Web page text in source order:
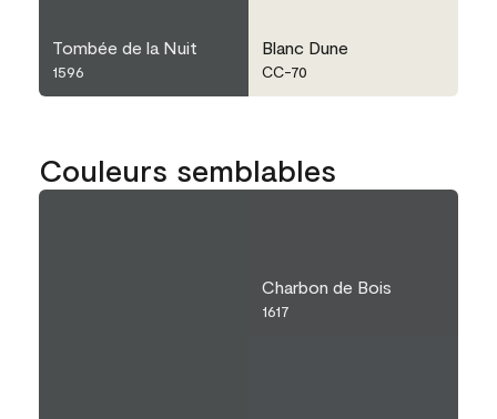
Tombée de la Nuit
1596
Blanc Dune
CC-70
Couleurs semblables
Charbon de Bois
1617